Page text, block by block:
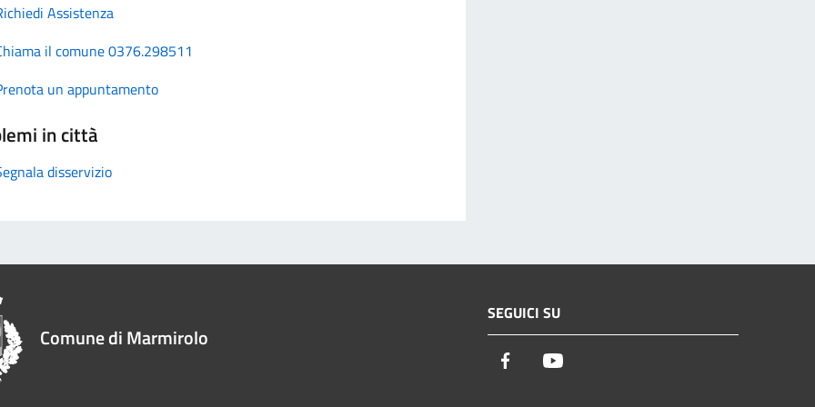
Assistenza
il comune 0376.298511
un appuntamento
in città
disservizio
Comune di Marmirolo
SEGUICI SU
Facebook